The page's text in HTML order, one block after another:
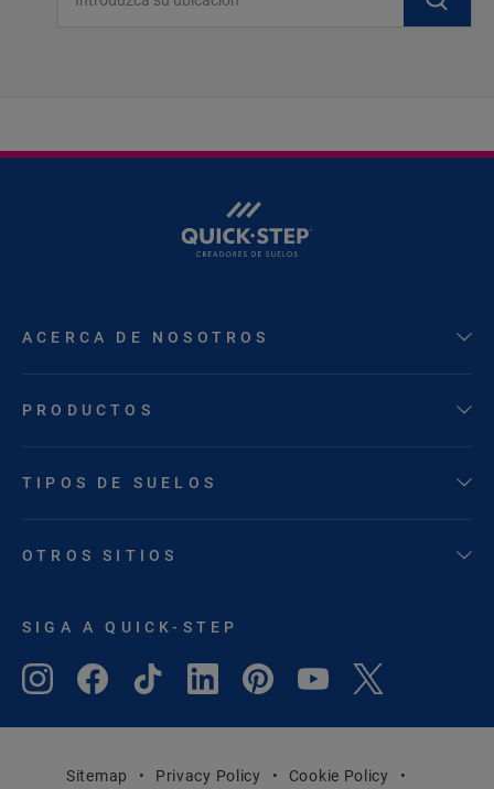
ACERCA DE NOSOTROS
PRODUCTOS
TIPOS DE SUELOS
OTROS SITIOS
SIGA A QUICK-STEP
Sitemap Privacy Policy Cookie Policy